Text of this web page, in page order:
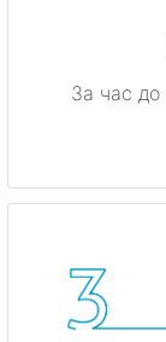
За час до